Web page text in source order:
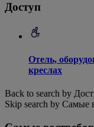
Доступ
Отель,
креслах
Back to search by
Skip search by Самые